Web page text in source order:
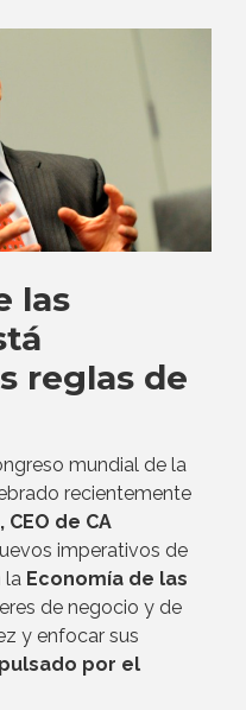
las
reglas de
mundial de la
recientemente
de CA
imperativos de
la Economía de las
de negocio y de
y enfocar sus
por el